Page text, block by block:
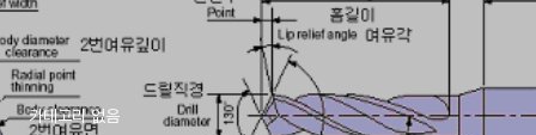
카테고리 없음